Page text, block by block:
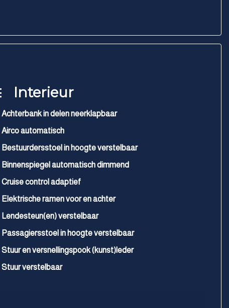
Interieur
Achterbank in delen neerklapbaar
Airco automatisch
Bestuurdersstoel in hoogte verstelbaar
Binnenspiegel automatisch dimmend
Cruise control adaptief
Elektrische ramen voor en achter
Lendesteun(en) verstelbaar
Passagiersstoel in hoogte verstelbaar
Stuur en versnellingspook (kunst)leder
Stuur verstelbaar